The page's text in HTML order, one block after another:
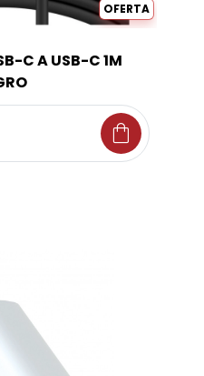
OFERTA
C A USB-C 1M
shopping_bag